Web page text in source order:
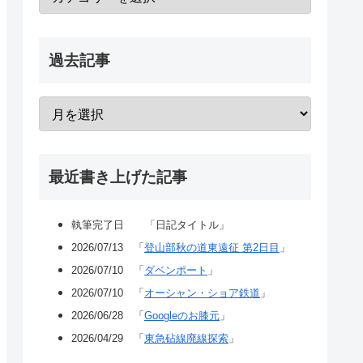
過去記事
最近書き上げた記事
執筆完了日 「日記タイトル」
2026/07/13 「 登山部秋の道東遠征 第2日目 」
2026/07/10 「 ダベンポート 」
2026/07/10 「 オーシャン・ショア鉄道 」
2026/06/28 「 Googleのお膝元 」
2026/04/29 「 東急砧線廃線探索 」